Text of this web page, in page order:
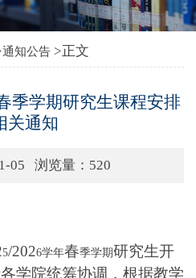
通知公告 >正文
季学期研究生课程安排
关通知
05 浏览量： 520
5/2026学年春季学期研究生开
学院统筹协调，根据教学